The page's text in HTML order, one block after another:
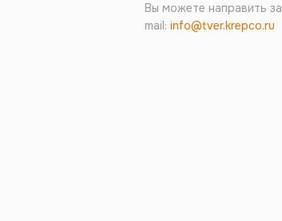
Вы можете направить
mail: info@tver.krepco.ru